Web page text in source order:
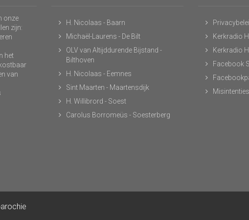
onze
zijn:
het
van
H. Nicolaas - Baarn
Michaël-Laurens - De Bilt
OLV van Altijddurende Bijstand -
Bilthoven
H. Nicolaas - Eemnes
Sint Maarten - Maartensdijk
H. Willibrord - Soest
Carolus Borromeüs - Soesterberg
Kerkradio
Kerkradio
Facebook